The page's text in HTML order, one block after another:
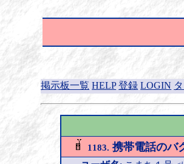
掲示板一覧 HELP 登録 LOGIN
1183. 携帯電話のバ